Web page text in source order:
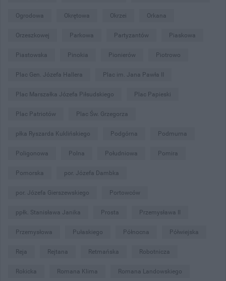
Ogrodowa Okrętowa Okrzei Orkana
Orzeszkowej Parkowa Partyzantów Piaskowa
Piastowska Pinokia Pionierów Piotrowo
Plac Gen. Józefa Hallera Plac im. Jana Pawła II
Plac Marszałka Józefa Piłsudskiego Plac Papieski
Plac Patriotów Plac Św. Grzegorza
płka Ryszarda Kuklińskiego Podgórna Podmurna
Poligonowa Polna Południowa Pomira
Pomorska por. Józefa Dambka
por. Józefa Gierszewskiego Portowców
ppłk. Stanisława Janika Prosta Przemysława II
Przemysłowa Pułaskiego Północna Półwiejska
Reja Rejtana Retmańska Robotnicza
Rokicka Romana Klima Romana Landowskiego